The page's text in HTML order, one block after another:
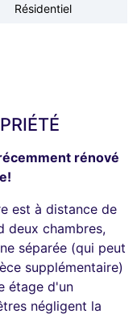
Résidentiel
rénové
est à distance de
deux chambres,
séparée (qui peut
supplémentaire)
étage d'un
négligent la